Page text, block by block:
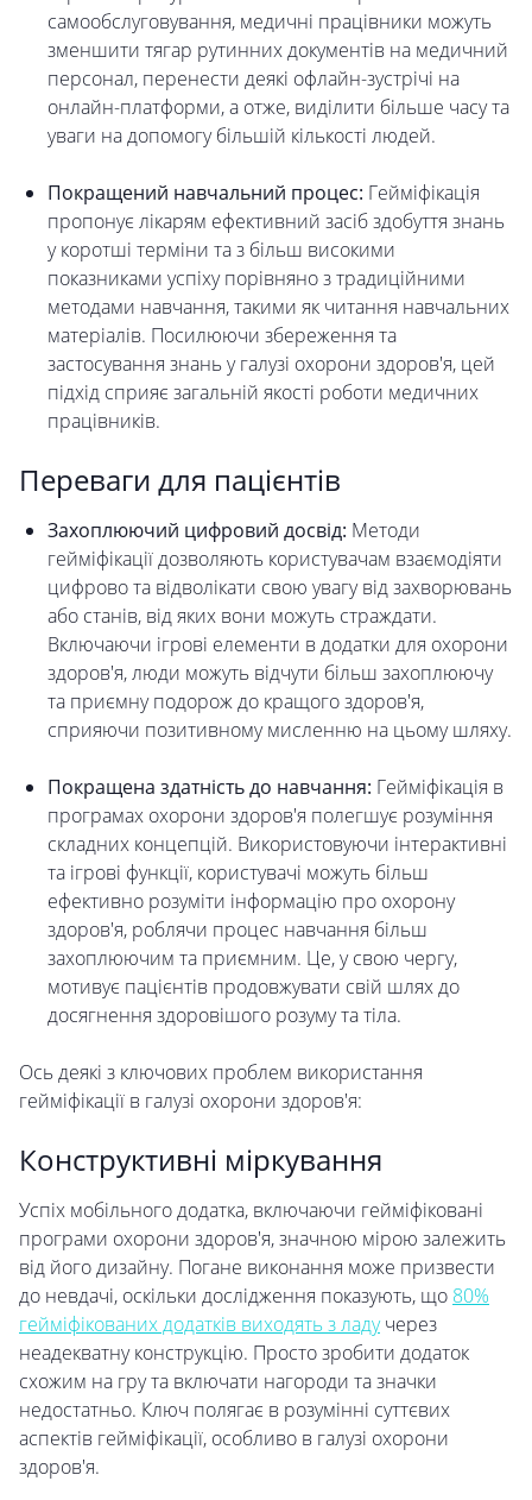
самообслуговування, медичні працівники можуть
зменшити тягар рутинних документів на медичний
персонал, перенести деякі офлайн-зустрічі на
онлайн-платформи, а отже, виділити більше часу та
уваги на допомогу більшій кількості людей.
Покращений навчальний процес: Гейміфікація
пропонує лікарям ефективний засіб здобуття знань
у коротші терміни та з більш високими
показниками успіху порівняно з традиційними
методами навчання, такими як читання навчальних
матеріалів. Посилюючи збереження та
застосування знань у галузі охорони здоров'я, цей
підхід сприяє загальній якості роботи медичних
працівників.
Переваги для пацієнтів
Захоплюючий цифровий досвід: Методи
гейміфікації дозволяють користувачам взаємодіяти
цифрово та відволікати свою увагу від захворювань
або станів, від яких вони можуть страждати.
Включаючи ігрові елементи в додатки для охорони
здоров'я, люди можуть відчути більш захоплюючу
та приємну подорож до кращого здоров'я,
сприяючи позитивному мисленню на цьому шляху.
Покращена здатність до навчання: Гейміфікація в
програмах охорони здоров'я полегшує розуміння
складних концепцій. Використовуючи інтерактивні
та ігрові функції, користувачі можуть більш
ефективно розуміти інформацію про охорону
здоров'я, роблячи процес навчання більш
захоплюючим та приємним. Це, у свою чергу,
мотивує пацієнтів продовжувати свій шлях до
досягнення здоровішого розуму та тіла.
Ось деякі з ключових проблем використання
гейміфікації в галузі охорони здоров'я:
Конструктивні міркування
Успіх мобільного додатка, включаючи гейміфіковані
програми охорони здоров'я, значною мірою залежить
від його дизайну. Погане виконання може призвести
до невдачі, оскільки дослідження показують, що 80%
гейміфікованих додатків виходять з ладучерез
неадекватну конструкцію. Просто зробити додаток
схожим на гру та включати нагороди та значки
недостатньо. Ключ полягає в розумінні суттєвих
аспектів гейміфікації, особливо в галузі охорони
здоров'я.